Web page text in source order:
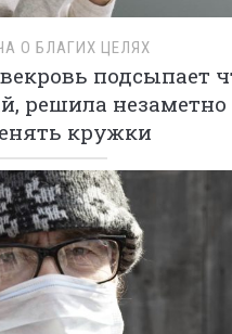
О БЛАГИХ ЦЕЛЯХ
подсыпает
решила незаметно
кружки